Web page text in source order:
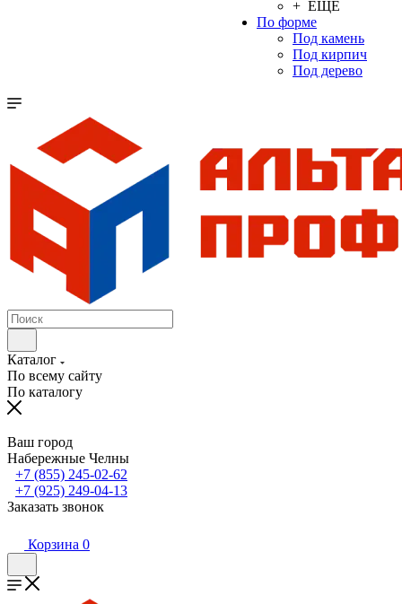
+ ЕЩЕ
По форме
Под камень
Под кирпич
Под дерево
Каталог
По всему сайту
По каталогу
Ваш город
Набережные Челны
+7 (855) 245-02-62
+7 (925) 249-04-13
Заказать звонок
Корзина 0